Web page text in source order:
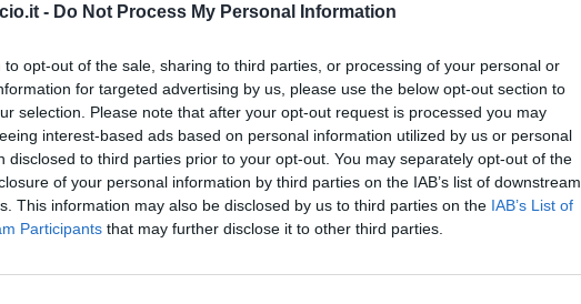
- Do Not Process My Personal Information
to opt-out of the sale, sharing to third parties, or processing of your personal or
for targeted advertising by us, please use the below opt-out section to
selection. Please note that after your opt-out request is processed you may
interest-based ads based on personal information utilized by us or personal
disclosed to third parties prior to your opt-out. You may separately opt-out of the
of your personal information by third parties on the IAB’s list of downstream
This information may also be disclosed by us to third parties on the IAB’s List of
Participants that may further disclose it to other third parties.